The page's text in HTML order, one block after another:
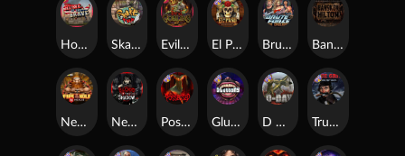
Nexus Blood & Shadow
Nexus Fire In The Hole xBomb
Home of the Brave Skate or Die Bangkok Hilton
Brute Force: Alien Onslaught
El Pasa Gunfight xNudge
Evil Goblins xBomb
Gluttony
Possessed True Grit Redemption
D Day